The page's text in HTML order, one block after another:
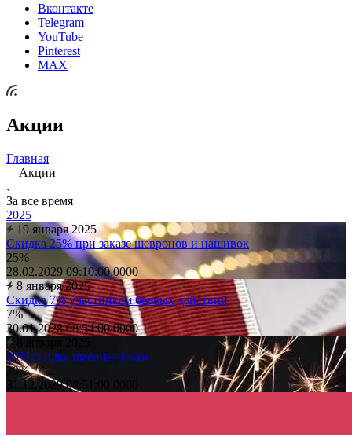
Вконтакте
Telegram
YouTube
Pinterest
MAX
Акции
Главная
—Акции
За все время
2025
19 января 2025
Скидка 25% при заказе шевронов и нашивок
25%
28.02.2029 09:10:00 0000
8 января 2025
Скидка 7% участникам боевых действий
7%
30.01.2028 08:54:00 0000
20% скидка именинникам
20%
31.12.2029 08:51:00